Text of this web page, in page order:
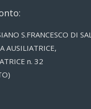
S.FRANCESCO DI
AUSILIATRICE,
n. 32